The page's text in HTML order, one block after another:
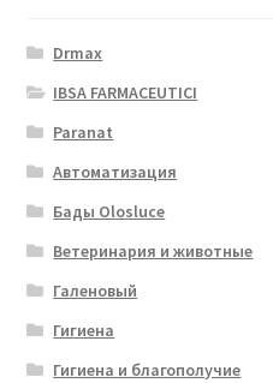
Drmax
IBSA FARMACEUTICI
Paranat
Автоматизация
Бады Olosluce
Ветеринария и животные
Галеновый
Гигиена
Гигиена и благополучие